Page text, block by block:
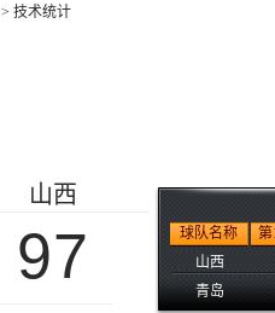
> 技术统计
山西
97
球队名称
第
山西
青岛